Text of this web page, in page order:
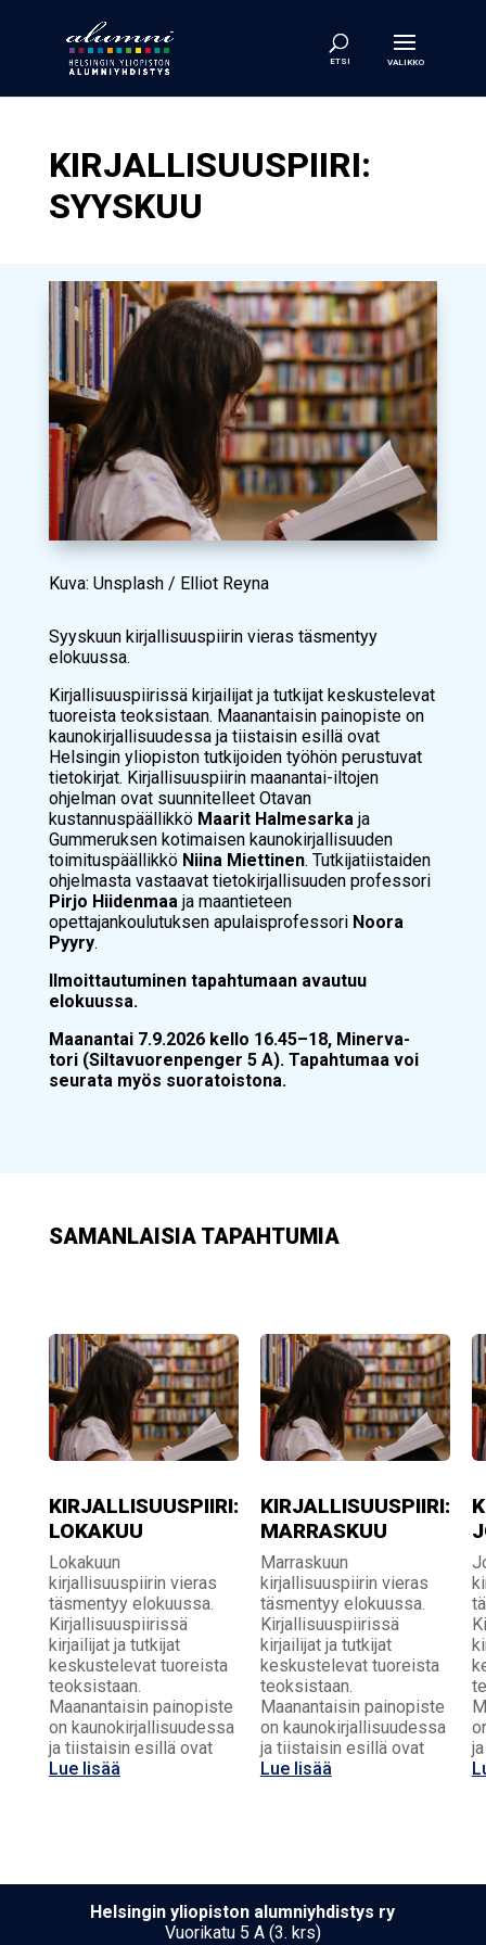
KIRJALLISUUSPIIRI:
SYYSKUU
Kuva: Unsplash / Elliot Reyna
Syyskuun kirjallisuuspiirin vieras täsmentyy
elokuussa.
Kirjallisuuspiirissä kirjailijat ja tutkijat keskustelevat
tuoreista teoksistaan. Maanantaisin painopiste on
kaunokirjallisuudessa ja tiistaisin esillä ovat
Helsingin yliopiston tutkijoiden työhön perustuvat
tietokirjat. Kirjallisuuspiirin maanantai-iltojen
ohjelman ovat suunnitelleet Otavan
kustannuspäällikkö Maarit Halmesarkaja
Gummeruksen kotimaisen kaunokirjallisuuden
toimituspäällikkö Niina Miettinen. Tutkijatiistaiden
ohjelmasta vastaavat tietokirjallisuuden professori
Pirjo Hiidenmaaja maantieteen
opettajankoulutuksen apulaisprofessori Noora
Pyyry.
Ilmoittautuminen tapahtumaan avautuu
elokuussa.
Maanantai 7.9.2026 kello 16.45–18, Minerva-
tori (Siltavuorenpenger 5 A). Tapahtumaa voi
seurata myös suoratoistona.
SAMANLAISIA TAPAHTUMIA
KIRJALLISUUSPIIRI:
LOKAKUU
Lokakuun
kirjallisuuspiirin vieras
täsmentyy elokuussa.
Kirjallisuuspiirissä
kirjailijat ja tutkijat
keskustelevat tuoreista
teoksistaan.
Maanantaisin painopiste
on kaunokirjallisuudessa
ja tiistaisin esillä ovat
Lue lisää
KIRJALLISUUSPIIRI:
MARRASKUU
Marraskuun
kirjallisuuspiirin vieras
täsmentyy elokuussa.
Kirjallisuuspiirissä
kirjailijat ja tutkijat
keskustelevat tuoreista
teoksistaan.
Maanantaisin painopiste
on kaunokirjallisuudessa
ja tiistaisin esillä ovat
Lue lisää
Hel­sin­gin yli­opis­ton alumniyhdistys ry
Vuorikatu 5 A (3. krs)